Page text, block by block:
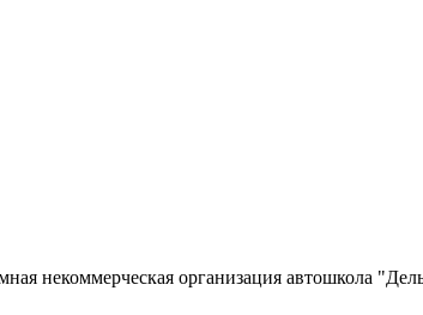
некоммерческая организация автошкола